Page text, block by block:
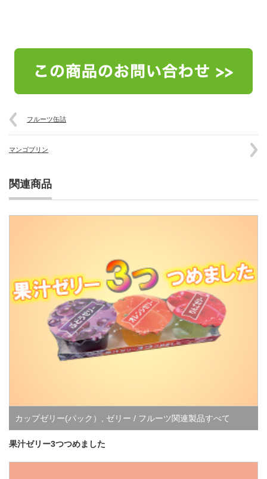
フルーツ缶詰
マンゴプリン
関連商品
カップゼリー(パック） ゼリー / フルーツ関連製品すべて
果汁ゼリー3つつめました